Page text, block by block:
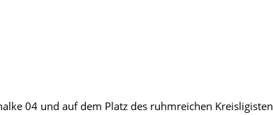
04 und auf dem Platz des ruhmreichen Kreisligisten